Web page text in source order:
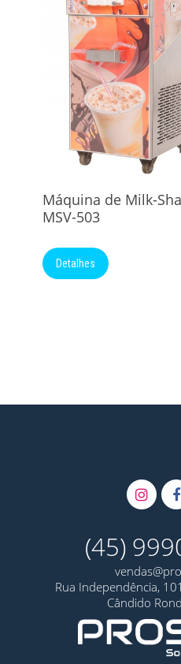
Máquina de Milk-
MSV-503
Detalhes
(45)
Rua Independência,
Cândido